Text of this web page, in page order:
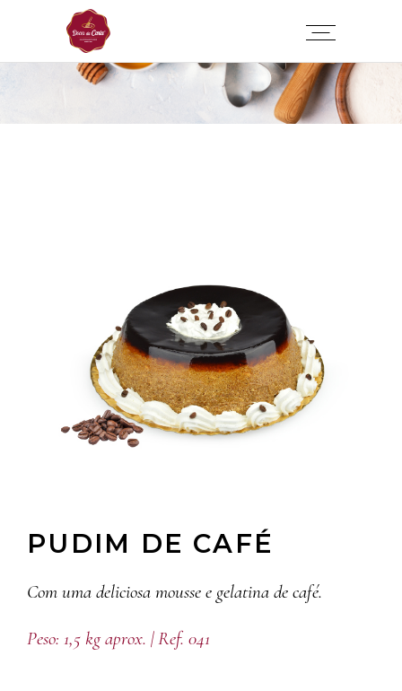
PUDIM DE CAFÉ
Com uma deliciosa mousse e gelatina de café.
Peso: 1,5 kg aprox. | Ref. 041